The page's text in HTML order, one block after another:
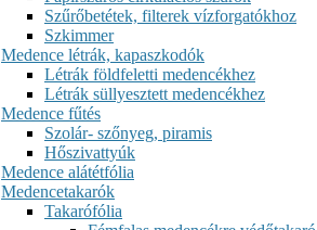
Szűrőbetétek, filterek vízforgatókhoz
Szkimmer
Medence létrák, kapaszkodók
Létrák földfeletti medencékhez
Létrák süllyesztett medencékhez
Medence fűtés
Szolár- szőnyeg, piramis
Hőszivattyúk
Medence alátétfólia
Medencetakarók
Takarófólia